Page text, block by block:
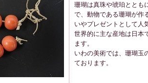
珊瑚は真珠や琥珀ととも
で、動物である珊瑚が作
いやプレゼントとして人
世界的に主な産地は日本
ます。
いわの美術では、珊瑚玉
ております。